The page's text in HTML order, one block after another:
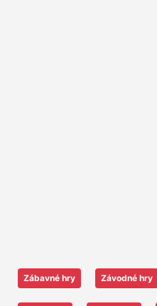
Zábavné hry Závodné hry